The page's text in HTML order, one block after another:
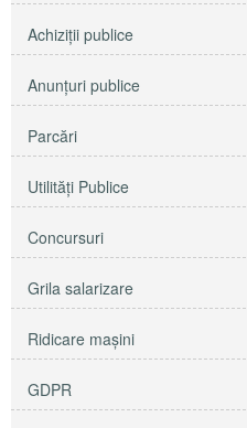
Achiziţii publice
Anunţuri publice
Parcări
Utilităţi Publice
Concursuri
Grila salarizare
Ridicare maşini
GDPR